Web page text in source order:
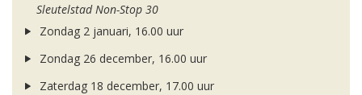
Sleutelstad Non-Stop 30
Zondag 2 januari, 16.00 uur
Zondag 26 december, 16.00 uur
Zaterdag 18 december, 17.00 uur